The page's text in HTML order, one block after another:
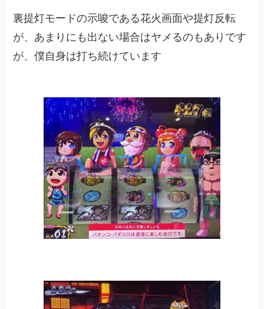
裏提灯モードの示唆である花火画面や提灯反転
が、あまりにも出ない場合はヤメるのもありです
が、僕自身は打ち続けています